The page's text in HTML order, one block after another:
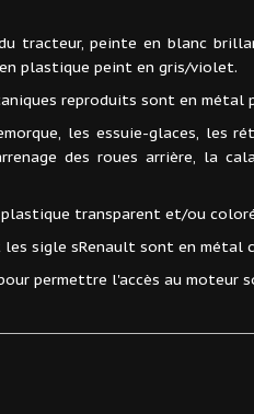
tracteur, peinte en blanc
plastique peint en gris/violet.
reproduits sont en métal
les essuie-glaces, les
des roues arrière, la
transparent et/ou
sigle sRenault sont en métal
permettre l'accès au moteur